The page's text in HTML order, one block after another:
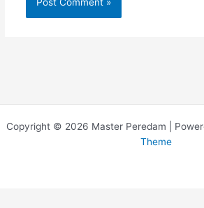
Copyright © 2026 Master Peredam |
Theme